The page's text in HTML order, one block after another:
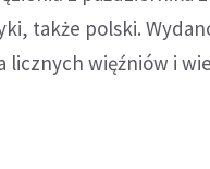
także polski.
licznych więźniów i